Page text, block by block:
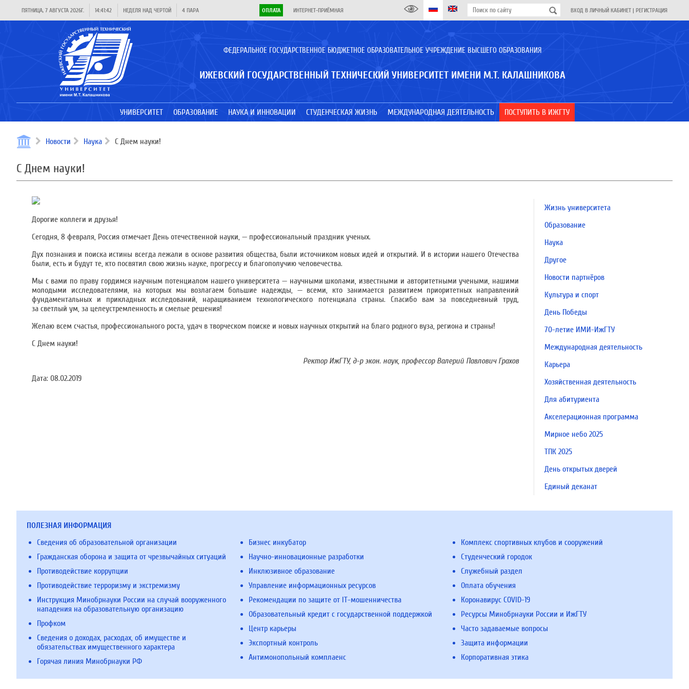
ПЯТНИЦА, 7 АВГУСТА 2026Г. 14:41:42 НЕДЕЛЯ НАД ЧЕРТОЙ 4 ПАРА ОПЛАТА ИНТЕРНЕТ-ПРИЁМНАЯ ВХОД В ЛИЧНЫЙ КАБИНЕТ | РЕГИСТРАЦИЯ
ФЕДЕРАЛЬНОЕ ГОСУДАРСТВЕННОЕ БЮДЖЕТНОЕ ОБРАЗОВАТЕЛЬНОЕ УЧРЕЖДЕНИЕ ВЫСШЕГО ОБРАЗОВАНИЯ
ИЖЕВСКИЙ ГОСУДАРСТВЕННЫЙ ТЕХНИЧЕСКИЙ УНИВЕРСИТЕТ ИМЕНИ М.Т. КАЛАШНИКОВА
УНИВЕРСИТЕТ ОБРАЗОВАНИЕ НАУКА И ИННОВАЦИИ СТУДЕНЧЕСКАЯ ЖИЗНЬ МЕЖДУНАРОДНАЯ ДЕЯТЕЛЬНОСТЬ ПОСТУПИТЬ В ИЖГТУ
Новости Наука С Днем науки!
С Днем науки!
Дорогие коллеги и друзья!
Сегодня, 8 февраля, Россия отмечает День отечественной науки, — профессиональный праздник ученых.
Дух познания и поиска истины всегда лежали в основе развития общества, были источником новых идей и открытий. И в истории нашего Отечества
были, есть и будут те, кто посвятил свою жизнь науке, прогрессу и благополучию человечества.
Мы с вами по праву гордимся научным потенциалом нашего университета — научными школами, известными и авторитетными учеными, нашими
молодыми исследователями, на которых мы возлагаем большие надежды, — всеми, кто занимается развитием приоритетных направлений
фундаментальных и прикладных исследований, наращиванием технологического потенциала страны. Спасибо вам за повседневный труд,
за светлый ум, за целеустремленность и смелые решения!
Желаю всем счастья, профессионального роста, удач в творческом поиске и новых научных открытий на благо родного вуза, региона и страны!
С Днем науки!
Ректор ИжГТУ, д-р экон. наук, профессор Валерий Павлович Грахов
Дата: 08.02.2019
Жизнь университета
Образование
Наука
Другое
Новости партнёров
Культура и спорт
День Победы
70-летие ИМИ-ИжГТУ
Международная деятельность
Карьера
Хозяйственная деятельность
Для абитуриента
Акселерационная программа
Мирное небо 2025
ТПК 2025
День открытых дверей
Единый деканат
ПОЛЕЗНАЯ ИНФОРМАЦИЯ
Сведения об образовательной организации
Гражданская оборона и защита от чрезвычайных ситуаций
Противодействие коррупции
Противодействие терроризму и экстремизму
Инструкция Минобрнауки России на случай вооруженного
нападения на образовательную организацию
Профком
Сведения о доходах, расходах, об имуществе и
обязательствах имущественного характера
Горячая линия Минобрнауки РФ
Бизнес инкубатор
Научно-инновационные разработки
Инклюзивное образование
Управление информационных ресурсов
Рекомендации по защите от IT-мошенничества
Образовательный кредит с государственной поддержкой
Центр карьеры
Экспортный контроль
Антимонопольный комплаенс
Комплекс спортивных клубов и сооружений
Студенческий городок
Служебный раздел
Оплата обучения
Коронавирус COVID-19
Ресурсы Минобрнауки России и ИжГТУ
Часто задаваемые вопросы
Защита информации
Корпоративная этика